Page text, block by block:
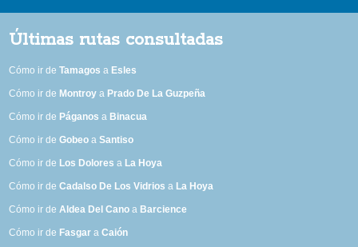
Últimas rutas consultadas
Cómo ir deTamagos a Esles
Cómo ir de Montroy a Prado De La Guzpeña
Cómo ir de Páganos a Binacua
Cómo ir deGobeo aSantiso
Cómo ir de Los Dolores a La Hoya
Cómo ir deCadalso De Los Vidrios a La Hoya
Cómo ir deAldea Del Cano a Barcience
Cómo ir de Fasgar aCaión